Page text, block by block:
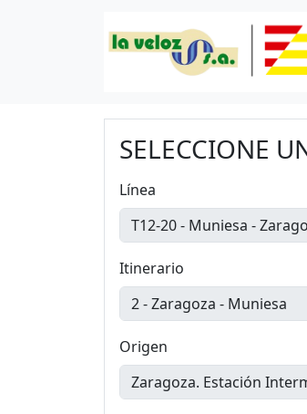
SELECCIONE
Línea
Itinerario
Origen